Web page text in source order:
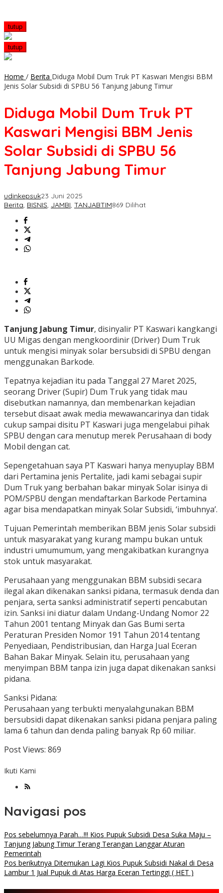
tutup
tutup
Home / Berita Diduga Mobil Dum Truk PT Kaswari Mengisi BBM
Jenis Solar Subsidi di SPBU 56 Tanjung Jabung Timur
Diduga Mobil Dum Truk PT
Kaswari Mengisi BBM Jenis
Solar Subsidi di SPBU 56
Tanjung Jabung Timur
udinkepsuk23 Juni 2025
Berita, BISNIS, JAMBI, TANJABTIM869 Dilihat
Tanjung Jabung Timur, disinyalir PT Kaswari kangkangi
UU Migas dengan mengkoordinir (Driver) Dum Truk
untuk mengisi minyak solar bersubsidi di SPBU dengan
menggunakan Barkode.
Tepatnya kejadian itu pada Tanggal 27 Maret 2025,
seorang Driver (Supir) Dum Truk yang tidak mau
disebutkan namannya, dan membenarkan kejadian
tersebut disaat awak media mewawancarinya dan tidak
cukup sampai disitu PT Kaswari juga mengelabui pihak
SPBU dengan cara menutup merek Perusahaan di body
Mobil dengan cat.
Sepengetahuan saya PT Kaswari hanya menyuplay BBM
dari Pertamina jenis Pertalite, jadi kami sebagai supir
Dum Truk yang berbahan bakar minyak Solar isinya di
POM/SPBU dengan mendaftarkan Barkode Pertamina
agar bisa mendapatkan minyak Solar Subsidi, ‘imbuhnya’.
Tujuan Pemerintah memberikan BBM jenis Solar subsidi
untuk masyarakat yang kurang mampu bukan untuk
industri umumumum, yang mengakibatkan kurangnya
stok untuk masyarakat.
Perusahaan yang menggunakan BBM subsidi secara
ilegal akan dikenakan sanksi pidana, termasuk denda dan
penjara, serta sanksi administratif seperti pencabutan
izin. Sanksi ini diatur dalam Undang-Undang Nomor 22
Tahun 2001 tentang Minyak dan Gas Bumi serta
Peraturan Presiden Nomor 191 Tahun 2014 tentang
Penyediaan, Pendistribusian, dan Harga Jual Eceran
Bahan Bakar Minyak. Selain itu, perusahaan yang
menyimpan BBM tanpa izin juga dapat dikenakan sanksi
pidana.
Sanksi Pidana:
Perusahaan yang terbukti menyalahgunakan BBM
bersubsidi dapat dikenakan sanksi pidana penjara paling
lama 6 tahun dan denda paling banyak Rp 60 miliar.
Post Views: 869
Ikuti Kami
Navigasi pos
Pos sebelumnya Parah…!!! Kios Pupuk Subsidi Desa Suka Maju –
Tanjung Jabung Timur Terang Terangan Langgar Aturan
Pemerintah
Pos berikutnya Ditemukan Lagi Kios Pupuk Subsidi Nakal di Desa
Lambur 1 Jual Pupuk di Atas Harga Eceran Tertinggi ( HET )